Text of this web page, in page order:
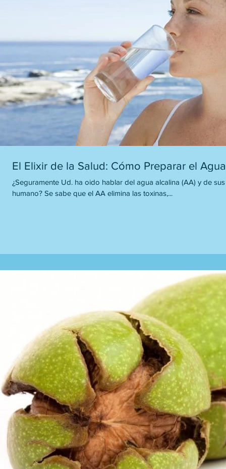
El Elixir de la Salud: Cómo Preparar el
¿Seguramente Ud. ha oido hablar del agua alcalina (AA) y de
humano? Se sabe que el AA elimina las toxinas,...